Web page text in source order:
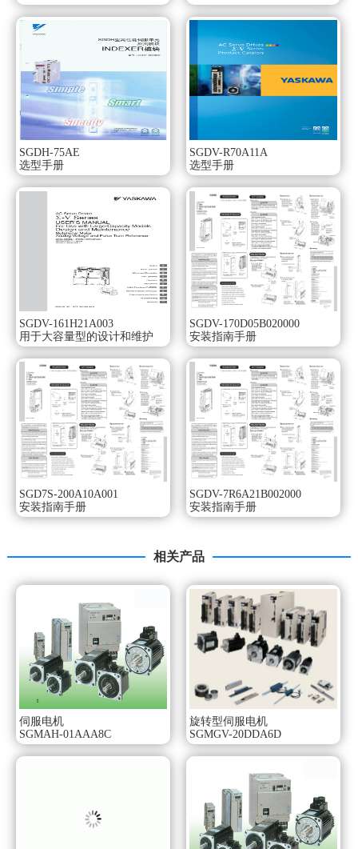
电源电压：单相AC100V。
串行编码器：13位相对值SGMVV系列手册。
设计顺序：A。
轴端：直轴无键。
选购件：带DC90V制动。
偏平系列：需在狭小空间安装伺服电机时。
灵活适应用户系统。
为了您能构筑佳的系统，以充实的产品系列支持您。
产品有单相100V、单相200V、三相200V，
并有适用于对值码盘，带制动、带减速机的各种电机。
进而，因其符合国际标准，在范围均可放心使用安川SGMVV
平滑运转，有极季速度观测控制，
使电机的速度波动大幅度减低，低速下亦可平滑运转。Σ-v系
大适用电机容量：1.5kw。
电源电压：三相AC200V。
设计顺序：B型。
接口：模拟量电压、脉冲序列指令型（直线伺服电机用）。
选配（硬件）：基座安装型（标准）安川SGMVV系列用户手
以新技术追求使用便利性。
采用新免调整功能，无需调整。
还强化了抑振功能，可有效负载波动。
大幅度缩短了设定时间。
运用工程工具 SigmaWin+ 的设定向导功能和配线确认功能，
可以看着画面简单地完成起动安川SGMVV系列用户手册。
实现了 1kHz 以上的高响应性。
装备有新型自动调谐功能。
通过该模型控制，缩短了定位时间，
并通过抑振功能，轻松实现了平滑的机械控制。大容量
额定输出：30KW。
串行编码器：20位对值型。
额定转速：1500r/min。
主要机械构造：法兰安装型、直轴端（带键槽与螺孔）。
选购件：带保持制动器（DC90V）、带油封。
使用小型、、低惯量伺服电机，也能充分发挥机械的强力性
能SGMVV系列。
新机型SGMVV型备有额定输出222~55KW、额客转速
800r/min和1500r/min的产品SGMVV系列手册。
安装电机后相立即开始运行。
即使不进行伺服调整，但只要转动惯量处在允许范围内，
即使负载发生变化，也可以稳定地进行驱动，而不会发生振
SGDH-75AE
选型手册
SGDV-R70A11A
选型手册
SGDV-161H21A003
用于大容量型的设计和维护
SGDV-170D05B020000
安装指南手册
SGD7S-200A10A001
安装指南手册
SGDV-7R6A21B002000
安装指南手册
相关产品
伺服电机
SGMAH-01AAA8C
旋转型伺服电机
SGMGV-20DDA6D